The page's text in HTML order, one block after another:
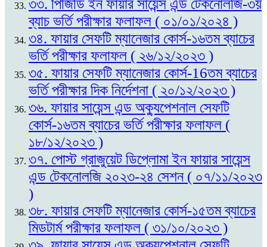
৩৩. পিজিডি ইন ফায়ার সায়েন্স এন্ড টেকনোলজি-৩য়
ব্যাচ ভর্তি পরীক্ষার ফলাফল ( ০১/০১/২০২৪ )
৩৪. ফায়ার সেফটি ম্যানেজার কোর্স-১৬তম ব্যাচের
ভর্তি পরীক্ষার ফলাফল ( ২৬/১২/২০২৩ )
৩৫. ফায়ার সেফটি ম্যানেজার কোর্স-16তম ব্যাচের
ভর্তি পরীক্ষার দিক নির্দেশনা ( ২০/১২/২০২৩ )
৩৬. ফায়ার সায়েন্স এন্ড অক্যুপেশনাল সেফটি
কোর্স-১৬তম ব্যাচের ভর্তি পরীক্ষার ফলাফল (
১৮/১২/২০২৩ )
৩৭. পোস্ট গ্রাজুয়েট ডিপ্লোমা ইন ফায়ার সায়েন্স
এন্ড টেকনোলজি ২০২৩-২৪ সেশন ( ০৭/১১/২০২৩
)
৩৮. ফায়ার সেফটি ম্যানেজার কোর্স-১৫তম ব্যাচের
মিডটার্ম পরীক্ষার ফলাফল ( ৩১/১০/২০২৩ )